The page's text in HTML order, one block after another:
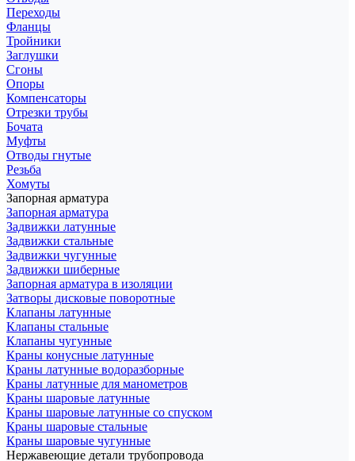
Переходы
Фланцы
Тройники
Заглушки
Сгоны
Опоры
Компенсаторы
Отрезки трубы
Бочата
Муфты
Отводы гнутые
Резьба
Хомуты
Запорная арматура
Запорная арматура
Задвижки латунные
Задвижки стальные
Задвижки чугунные
Задвижки шиберные
Запорная арматура в изоляции
Затворы дисковые поворотные
Клапаны латунные
Клапаны стальные
Клапаны чугунные
Краны конусные латунные
Краны латунные водоразборные
Краны латунные для манометров
Краны шаровые латунные
Краны шаровые латунные со спуском
Краны шаровые стальные
Краны шаровые чугунные
Нержавеющие детали трубопровода